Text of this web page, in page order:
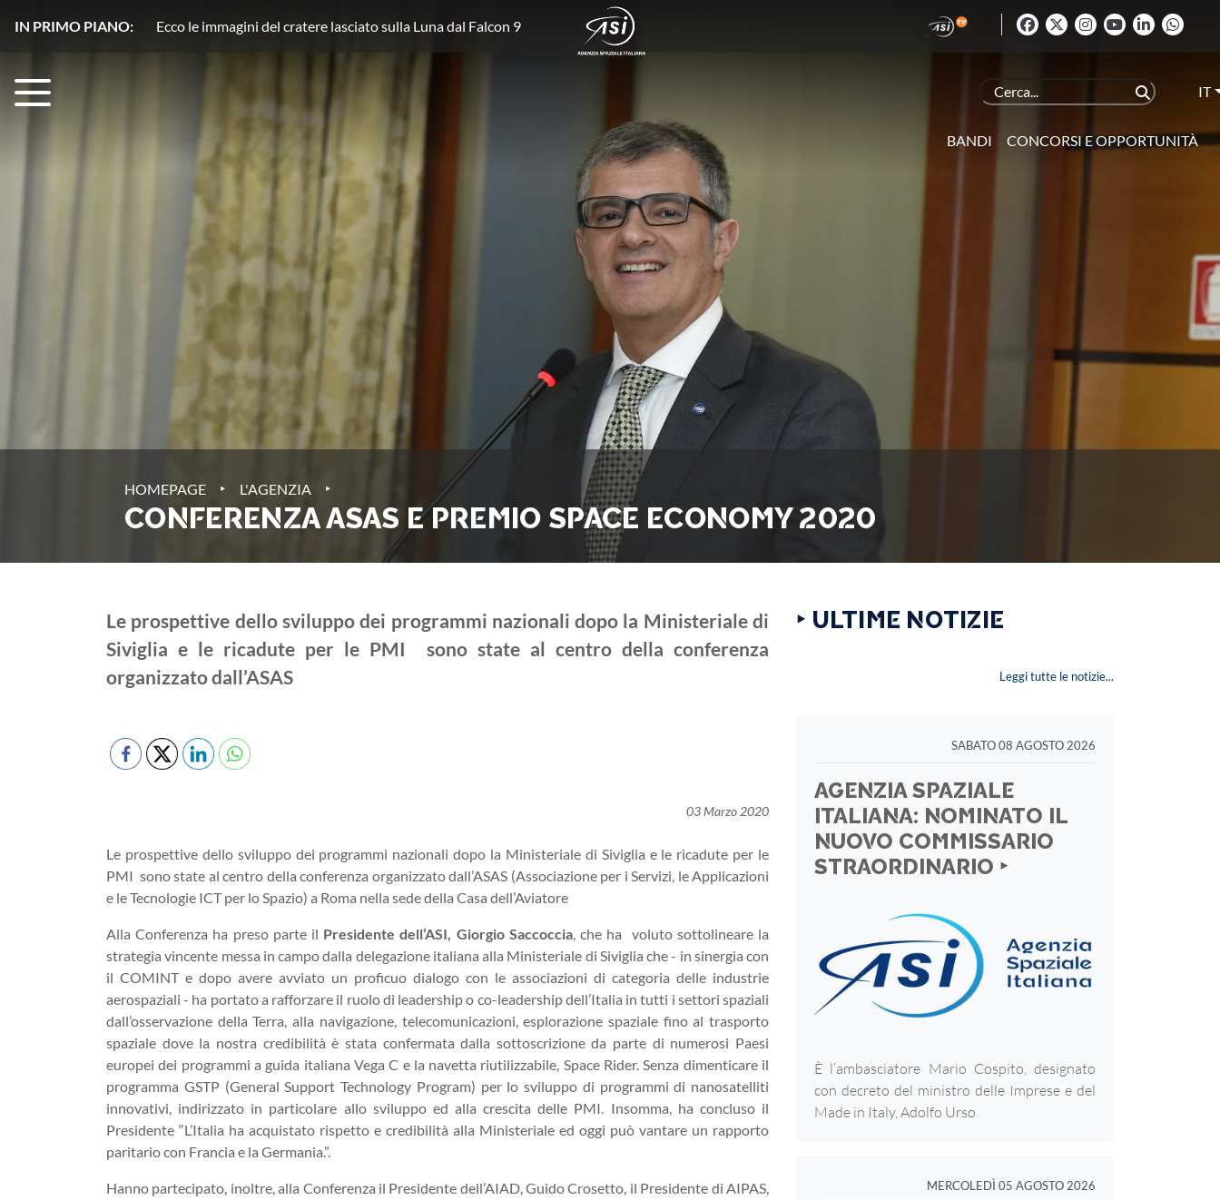
IN PRIMO PIANO: Plutone, azoto in movimento
IT
BANDI CONCORSI E OPPORTUNITÀ
HOMEPAGE ‣ L'AGENZIA ‣
CONFERENZA ASAS E PREMIO SPACE ECONOMY 2020
Le prospettive dello sviluppo dei programmi nazionali dopo la Ministeriale di
Siviglia e le ricadute per le PMI sono state al centro della conferenza
organizzato dall’ASAS
03 Marzo 2020
Le prospettive dello sviluppo dei programmi nazionali dopo la Ministeriale di Siviglia e le ricadute per le
PMI sono state al centro della conferenza organizzato dall’ASAS (Associazione per i Servizi, le Applicazioni
e le Tecnologie ICT per lo Spazio) a Roma nella sede della Casa dell’Aviatore
Alla Conferenza ha preso parte il Presidente dell’ASI, Giorgio Saccoccia, che ha voluto sottolineare la
strategia vincente messa in campo dalla delegazione italiana alla Ministeriale di Siviglia che - in sinergia con
il COMINT e dopo avere avviato un proficuo dialogo con le associazioni di categoria delle industrie
aerospaziali - ha portato a rafforzare il ruolo di leadership o co-leadership dell’Italia in tutti i settori spaziali
dall’osservazione della Terra, alla navigazione, telecomunicazioni, esplorazione spaziale fino al trasporto
spaziale dove la nostra credibilità è stata confermata dalla sottoscrizione da parte di numerosi Paesi
europei dei programmi a guida italiana Vega C e la navetta riutilizzabile, Space Rider. Senza dimenticare il
programma GSTP (General Support Technology Program) per lo sviluppo di programmi di nanosatelliti
innovativi, indirizzato in particolare allo sviluppo ed alla crescita delle PMI. Insomma, ha concluso il
Presidente “L’Italia ha acquistato rispetto e credibilità alla Ministeriale ed oggi può vantare un rapporto
paritario con Francia e la Germania.”.
Hanno partecipato, inoltre, alla Conferenza il Presidente dell’AIAD, Guido Crosetto, il Presidente di AIPAS,
‣ ULTIME NOTIZIE
Leggi tutte le notizie...
SABATO 08 AGOSTO 2026
AGENZIA SPAZIALE
ITALIANA: NOMINATO IL
NUOVO COMMISSARIO
STRAORDINARIO ‣
È l’ambasciatore Mario Cospito, designato
con decreto del ministro delle Imprese e del
Made in Italy, Adolfo Urso
MERCOLEDÌ 05 AGOSTO 2026